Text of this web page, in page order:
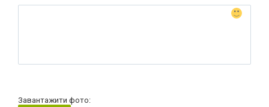
Завантажити фото: